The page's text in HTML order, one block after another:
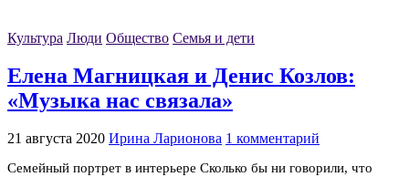
Культура Люди Общество Семья и дети
Елена Магницкая и Денис Козлов:
«Музыка нас связала»
21 августа 2020 Ирина Ларионова 1 комментарий
Семейный портрет в интерьере Сколько бы ни говорили, что